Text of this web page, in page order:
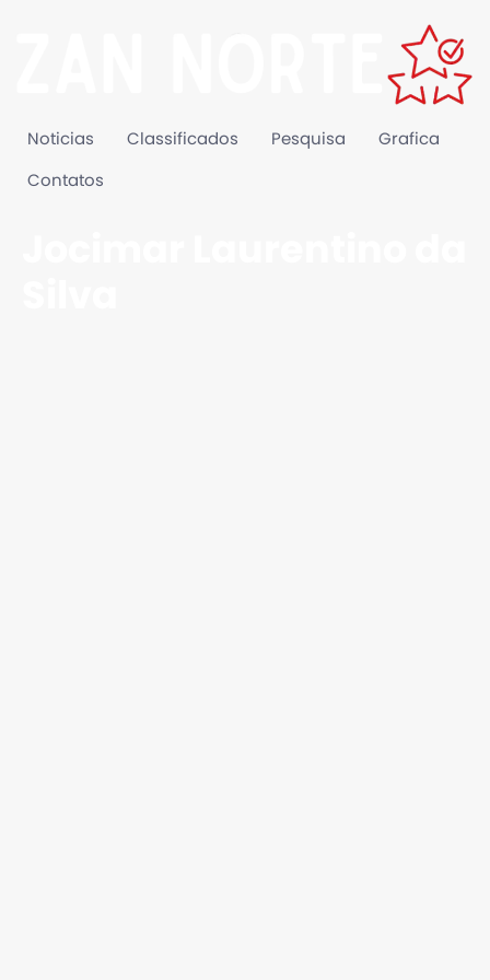
Noticias Classificados Pesquisa Grafica
Contatos